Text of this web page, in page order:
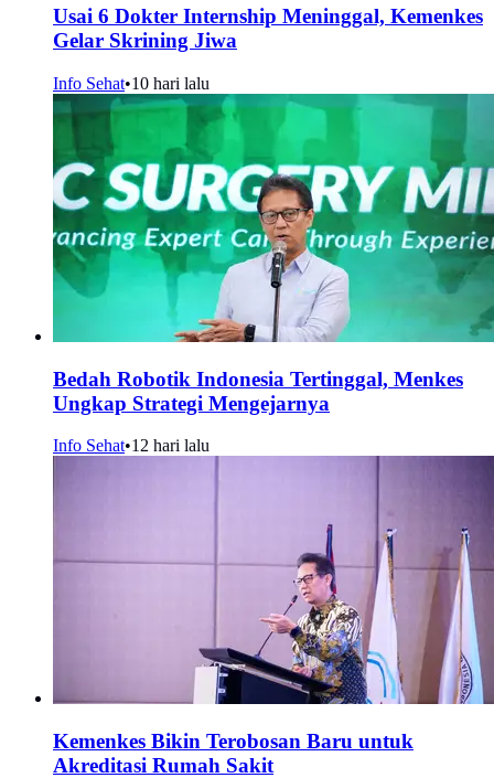
Usai 6 Dokter Internship Meninggal, Kemenkes
Gelar Skrining Jiwa
Info Sehat•10 hari lalu
Bedah Robotik Indonesia Tertinggal, Menkes
Ungkap Strategi Mengejarnya
Info Sehat•12 hari lalu
Kemenkes Bikin Terobosan Baru untuk
Akreditasi Rumah Sakit